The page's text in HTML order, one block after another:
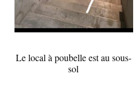
Le local à poubelle est au sous-
sol